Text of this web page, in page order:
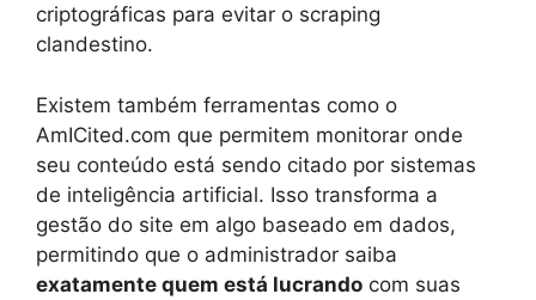
criptográficas para evitar o scraping
clandestino.
Existem também ferramentas como o
AmICited.com que permitem monitorar onde
seu conteúdo está sendo citado por sistemas
de inteligência artificial. Isso transforma a
gestão do site em algo baseado em dados,
permitindo que o administrador saiba
exatamente quem está lucrando com suas